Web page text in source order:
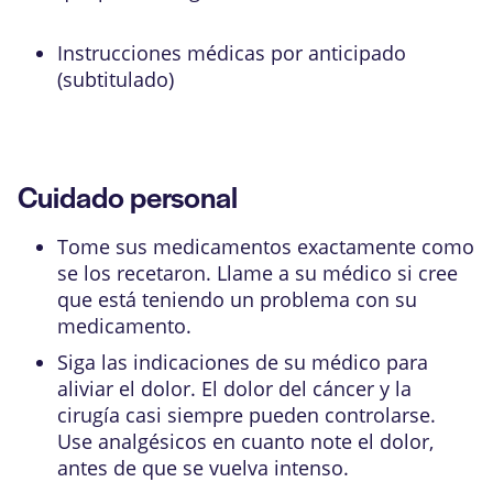
Instrucciones médicas por anticipado
(subtitulado)
Cuidado personal
Tome sus medicamentos exactamente como
se los recetaron. Llame a su médico si cree
que está teniendo un problema con su
medicamento.
Siga las indicaciones de su médico para
aliviar el dolor. El dolor del cáncer y la
cirugía casi siempre pueden controlarse.
Use analgésicos en cuanto note el dolor,
antes de que se vuelva intenso.